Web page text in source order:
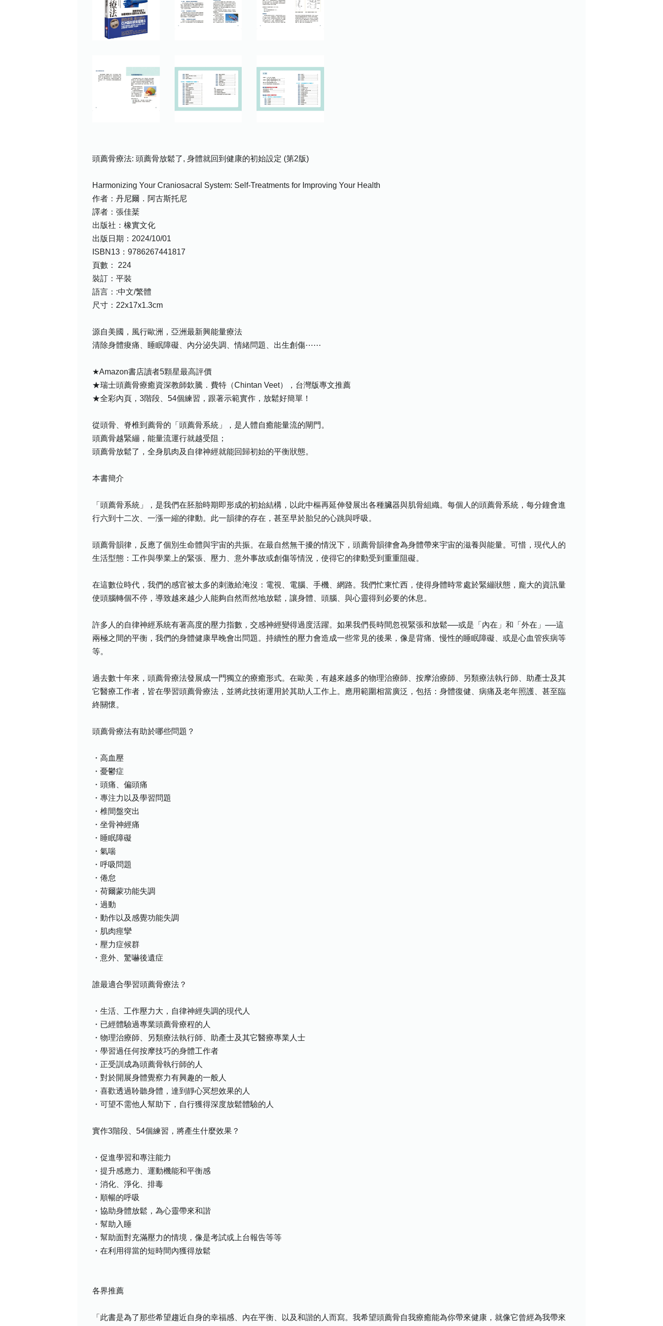
頭薦骨療法: 頭薦骨放鬆了, 身體就回到健康的初始設定 (第2版)
Harmonizing Your Craniosacral System: Self-Treatments for Improving Your Health
作者：丹尼爾．阿古斯托尼
譯者：張佳棻
出版社：橡實文化
出版日期：2024/10/01
ISBN13：9786267441817
頁數： 224
裝訂：平裝
語言：:中文/繁體
尺寸：22x17x1.3cm
源自美國，風行歐洲，亞洲最新興能量療法
清除身體痠痛、睡眠障礙、內分泌失調、情緒問題、出生創傷⋯⋯
★Amazon書店讀者5顆星最高評價
★瑞士頭薦骨療癒資深教師欽騰．費特（Chintan Veet），台灣版專文推薦
★全彩內頁，3階段、54個練習，跟著示範實作，放鬆好簡單！
從頭骨、脊椎到薦骨的「頭薦骨系統」，是人體自癒能量流的閘門。
頭薦骨越緊繃，能量流運行就越受阻；
頭薦骨放鬆了，全身肌肉及自律神經就能回歸初始的平衡狀態。
本書簡介
「頭薦骨系統」，是我們在胚胎時期即形成的初始結構，以此中樞再延伸發展出各種臟器與肌骨組織。每個人的頭薦骨系統，每分鐘會進
行六到十二次、一漲一縮的律動。此一韻律的存在，甚至早於胎兒的心跳與呼吸。
頭薦骨韻律，反應了個別生命體與宇宙的共振。在最自然無干擾的情況下，頭薦骨韻律會為身體帶來宇宙的滋養與能量。可惜，現代人的
生活型態：工作與學業上的緊張、壓力、意外事故或創傷等情況，使得它的律動受到重重阻礙。
在這數位時代，我們的感官被太多的刺激給淹沒：電視、電腦、手機、網路。我們忙東忙西，使得身體時常處於緊繃狀態，龐大的資訊量
使頭腦轉個不停，導致越來越少人能夠自然而然地放鬆，讓身體、頭腦、與心靈得到必要的休息。
許多人的自律神經系統有著高度的壓力指數，交感神經變得過度活躍。如果我們長時間忽視緊張和放鬆──或是「內在」和「外在」──這
兩極之間的平衡，我們的身體健康早晚會出問題。持續性的壓力會造成一些常見的後果，像是背痛、慢性的睡眠障礙、或是心血管疾病等
等。
過去數十年來，頭薦骨療法發展成一門獨立的療癒形式。在歐美，有越來越多的物理治療師、按摩治療師、另類療法執行師、助產士及其
它醫療工作者，皆在學習頭薦骨療法，並將此技術運用於其助人工作上。應用範圍相當廣泛，包括：身體復健、病痛及老年照護、甚至臨
終關懷。
頭薦骨療法有助於哪些問題？
・高血壓
・憂鬱症
・頭痛、偏頭痛
・專注力以及學習問題
・椎間盤突出
・坐骨神經痛
・睡眠障礙
・氣喘
・呼吸問題
・倦怠
・荷爾蒙功能失調
・過動
・動作以及感覺功能失調
・肌肉痙攣
・壓力症候群
・意外、驚嚇後遺症
誰最適合學習頭薦骨療法？
・生活、工作壓力大，自律神經失調的現代人
・已經體驗過專業頭薦骨療程的人
・物理治療師、另類療法執行師、助產士及其它醫療專業人士
・學習過任何按摩技巧的身體工作者
・正受訓成為頭薦骨執行師的人
・對於開展身體覺察力有興趣的一般人
・喜歡透過聆聽身體，達到靜心冥想效果的人
・可望不需他人幫助下，自行獲得深度放鬆體驗的人
實作3階段、54個練習，將產生什麼效果？
・促進學習和專注能力
・提升感應力、運動機能和平衡感
・消化、淨化、排毒
・順暢的呼吸
・協助身體放鬆，為心靈帶來和諧
・幫助入睡
・幫助面對充滿壓力的情境，像是考試或上台報告等等
・在利用得當的短時間內獲得放鬆
各界推薦
「此書是為了那些希望趨近自身的幸福感、內在平衡、以及和諧的人而寫。我希望頭薦骨自我療癒能為你帶來健康，就像它曾經為我帶來